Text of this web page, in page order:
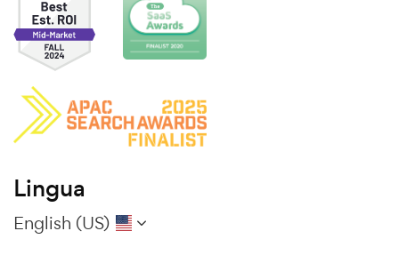
Lingua
English (US)